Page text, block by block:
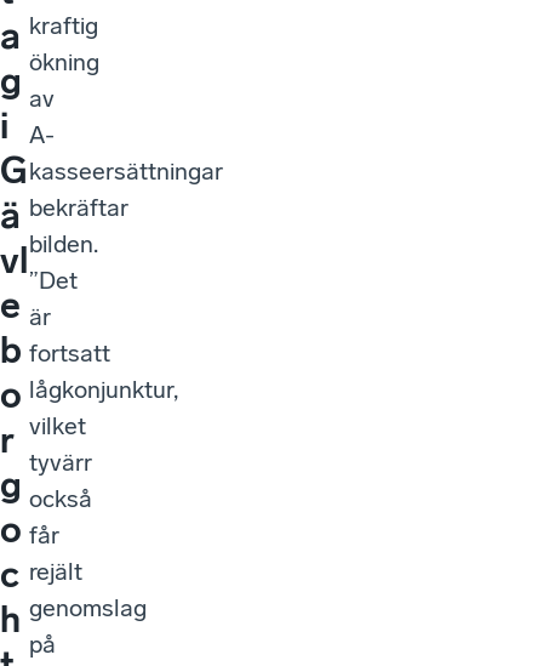
a
g
i
G
ä
vl
e
b
o
r
g
o
c
h
kraftig
ökning
av
A-
kasseersättningar
bekräftar
bilden.
”Det
är
fortsatt
lågkonjunktur,
vilket
tyvärr
också
får
rejält
genomslag
på